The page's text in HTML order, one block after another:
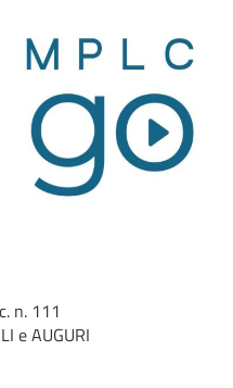
n. 111
e AUGURI